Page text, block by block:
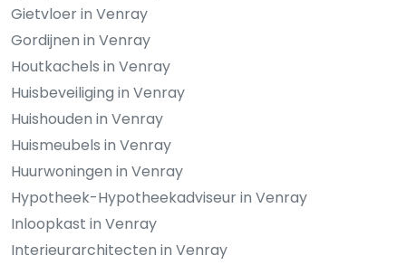
Gietvloer in Venray
Gordijnen in Venray
Houtkachels in Venray
Huisbeveiliging in Venray
Huishouden in Venray
Huismeubels in Venray
Huurwoningen in Venray
Hypotheek-Hypotheekadviseur in Venray
Inloopkast in Venray
Interieurarchitecten in Venray